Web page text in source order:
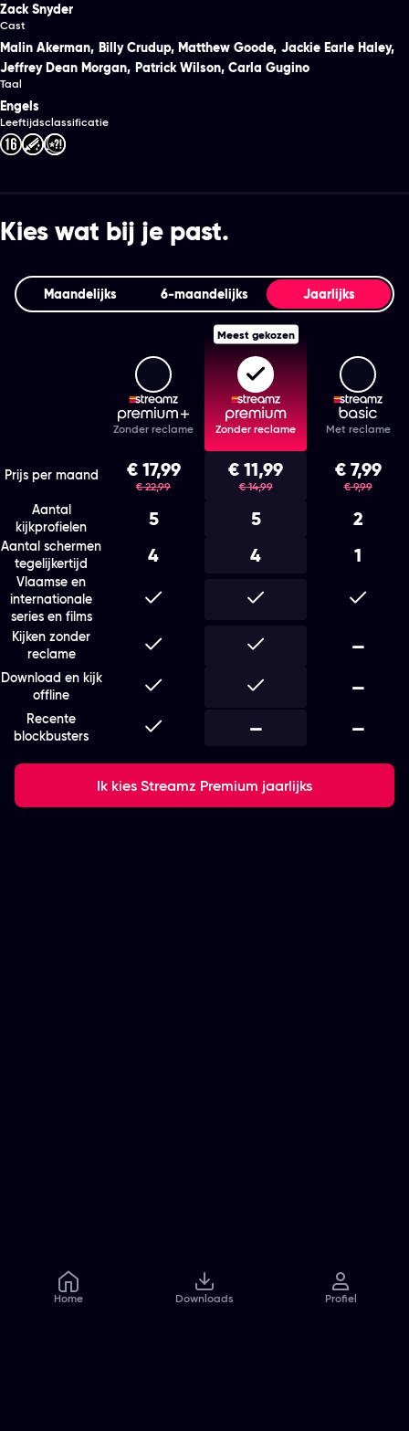
Home Downloads Profiel
Zack Snyder
Cast
Malin Akerman, Billy Crudup, Matthew Goode, Jackie Earle Haley,
Jeffrey Dean Morgan, Patrick Wilson, Carla Gugino
Taal
Engels
Leeftijdsclassificatie
Kies wat bij je past.
Maandelijks 6‑maandelijks Jaarlijks
Kies het abonnement en de looptijd die bij je past
Streamz Premium+
Zonder reclame
Meest gekozen
Streamz Premium
Zonder reclame Met reclame
Prijs per maand € 17,99
was
€ 22,99
€ 11,99
was
€ 14,99
€ 7,99
was
€ 9,99
Aantal
kijkprofielen
5 5 2
Aantal schermen
tegelijkertijd
4 4 1
Vlaamse en
internationale
series en films
Inbegrepen Inbegrepen
Kijken zonder
reclame
Inbegrepen Inbegrepen Niet
—
Download en kijk
offline
Inbegrepen Inbegrepen Niet
—
Recente
blockbusters
Inbegrepen Niet inbegrepen
— Niet
—
Ik kies Streamz Premium jaarlijks